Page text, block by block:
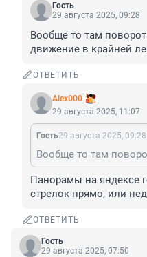
Гость
29 августа 2025, 09:28
Вообще то там
движение в крайней
ОТВЕТИТЬ
Alex000
29 августа 2025, 11:07
Гость29 августа 2025, 09:28
Панорамы на яндексе
стрелок прямо, или
ОТВЕТИТЬ
Гость
29 августа 2025, 07:50